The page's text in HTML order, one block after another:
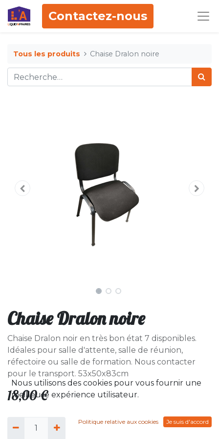
Contactez-nous
Tous les produits Chaise Dralon noire
Chaise Dralon noire
Chaise Dralon noir en très bon état 7 disponibles.
Idéales pour salle d'attente, salle de réunion,
réfectoire ou salle de formation. Nous contacter
pour le transport. 53x50x83cm
18,00€
Nous utilisons des cookies pour vous fournir une
meilleure expérience utilisateur.
Politique relative aux cookies Je suis d'accord